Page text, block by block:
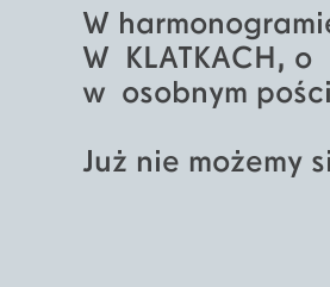
W
W KLATKACH,
w osobnym
Już nie możemy